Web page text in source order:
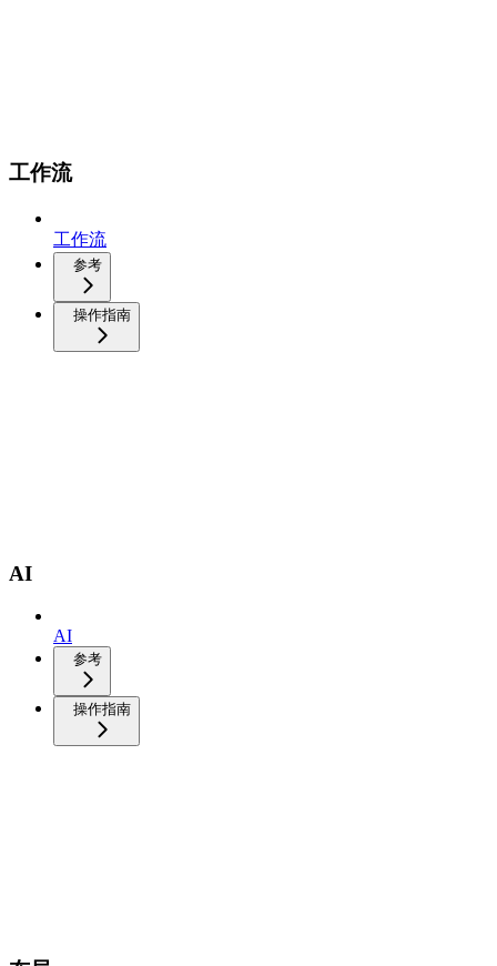
工作流
工作流
参考
操作指南
AI
AI
参考
操作指南